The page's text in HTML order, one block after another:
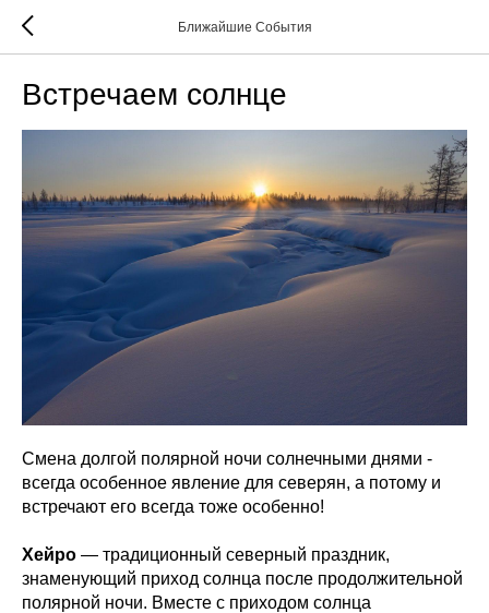
Ближайшие События
Встречаем солнце
Смена долгой полярной ночи солнечными днями -
всегда особенное явление для северян, а потому и
встречают его всегда тоже особенно!
Хейро — традиционный северный праздник,
знаменующий приход солнца после продолжительной
полярной ночи. Вместе с приходом солнца